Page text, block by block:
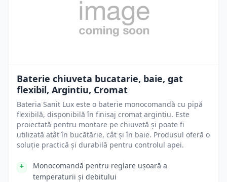
Baterie chiuveta bucatarie, baie, gat
flexibil, Argintiu, Cromat
Bateria Sanit Lux este o baterie monocomandă cu pipă
flexibilă, disponibilă în finisaj cromat argintiu. Este
proiectată pentru montare pe chiuvetă și poate fi
utilizată atât în bucătărie, cât și în baie. Produsul oferă o
soluție practică și durabilă pentru controlul apei.
Monocomandă pentru reglare ușoară a
temperaturii și debitului